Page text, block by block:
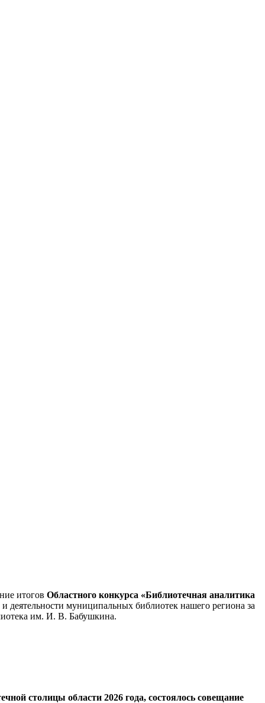
итогов Областного конкурса «Библиотечная аналитика
деятельности муниципальных библиотек нашего региона за
им. И. В. Бабушкина.
столицы области 2026 года, состоялось совещание